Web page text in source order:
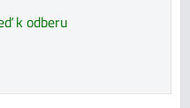
k odberu